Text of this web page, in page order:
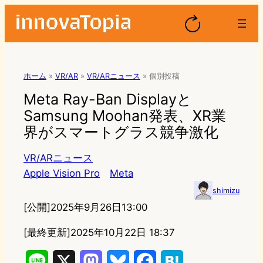
ホーム » VR/AR » VR/ARニュース » 個別投稿
Meta Ray-Ban Displayと
Samsung Moohan発表、XR業
界がスマートグラス競争激化
VR/ARニュース
Apple Vision Pro
Meta
shimizu
[公開]2025年9月26日13:00
[最終更新]2025年10月22日 18:37